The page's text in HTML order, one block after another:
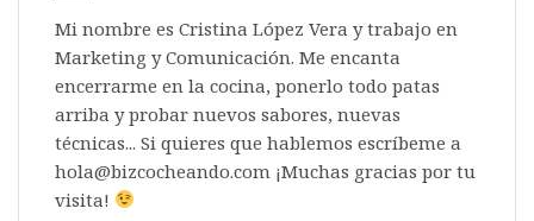
Mi nombre es Cristina López Vera y trabajo en
Marketing y Comunicación. Me encanta
encerrarme en la cocina, ponerlo todo patas
arriba y probar nuevos sabores, nuevas
técnicas... Si quieres que hablemos escríbeme a
hola@bizcocheando.com ¡Muchas gracias por tu
visita!